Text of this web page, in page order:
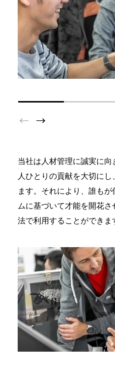
当社は人材管理に誠実に
人ひとりの貢献を大切に
ます。それにより、誰も
ムに基づいて才能を開花
法で利用することができま